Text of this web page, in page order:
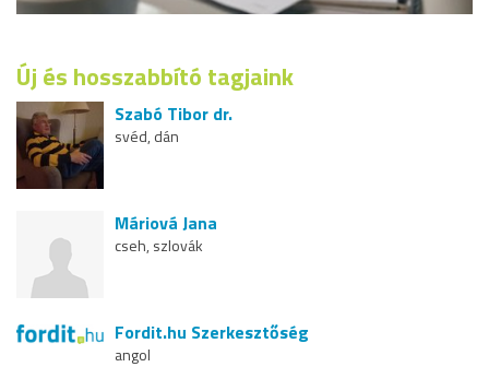
Új és hosszabbító tagjaink
Szabó Tibor dr.
svéd, dán
Máriová Jana
cseh, szlovák
Fordit.hu Szerkesztőség
angol